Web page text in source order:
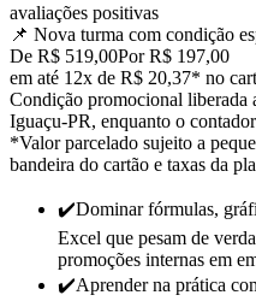
avaliações positivas
📌 Nova turma com condição
De R$ 519,00Por R$ 197,00
em até 12x de R$ 20,37* no
Condição promocional liberada
Iguaçu-PR, enquanto o
*Valor parcelado sujeito a
bandeira do cartão e taxas da
✔️Dominar fórmulas,
Excel que pesam de
promoções internas em
✔️Aprender na prática